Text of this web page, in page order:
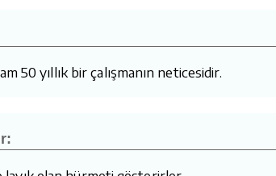
50 yıllık bir çalışmanın neticesidir.